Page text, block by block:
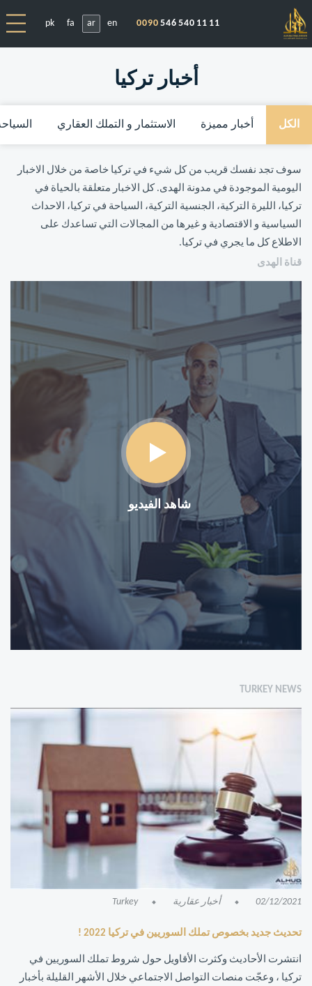
0090 546 540 11 11
en
ar
fa
pk
أخبار تركيا
الكل أخبار مميزة الاستثمار و التملك العقاري
سوف تجد نفسك قريب من كل شيء في تركيا خاصة من خلال الاخبار
اليومية الموجودة في مدونة الهدى. كل الاخبار متعلقة بالحياة في
تركيا، الليرة التركية، الجنسية التركية، السياحة في تركيا، الاحداث
السياسية و الاقتصادية و غيرها من المجالات التي تساعدك على
الاطلاع كل ما يجري في تركيا.
قناة الهدى
شاهد الفيديو
TURKEY NEWS
02/12/2021 أخبار عقارية Turkey
تحديث جديد بخصوص تملك السوريين في تركيا 2022 !
انتشرت الأحاديث وكثرت الأقاويل حول شروط تملك السوريين في
تركيا ، وعجّت منصات التواصل الاجتماعي خلال الأشهر القليلة بأخبار